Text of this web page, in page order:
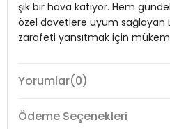
Kalıp Bilgisi:Standart Fit
Yaş Grubu:Yetişkin
2DY611BZ0047.198
şık bir hava katıyor. Hem
özel davetlere uyum sağlayan
zarafeti yansıtmak için
Model:Gömlek
Desen:Düz
Yorumlar(0)
Ödeme Seçenekleri